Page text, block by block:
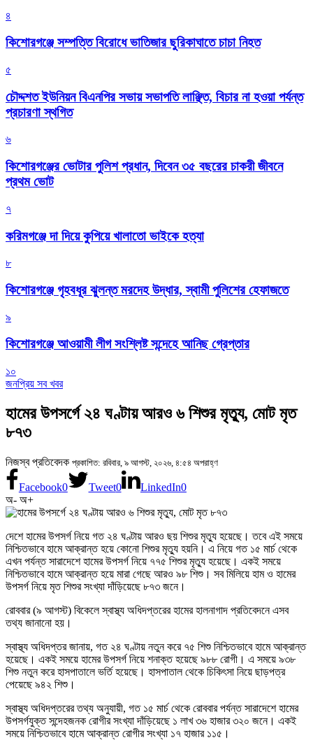
৪
কিশোরগঞ্জে সম্পত্তি বিরোধে ভাতিজার ছুরিকাঘাতে চাচা নিহত
৫
চৌদ্দশত ইউনিয়ন বিএনপির সভায় সভাপতি লাঞ্ছিত, বিচার না হওয়া পর্যন্ত
প্রচারণা স্থগিত
৬
কিশোরগঞ্জের ভোটার পুলিশ প্রধান, দিবেন ৩৫ বছরের চাকরী জীবনে
প্রথম ভোট
৭
করিমগঞ্জে দা দিয়ে কুপিয়ে খালাতো ভাইকে হত্যা
৮
কিশোরগঞ্জে গৃহবধূর ঝুলন্ত মরদেহ উদ্ধার, স্বামী পুলিশের হেফাজতে
৯
কিশোরগঞ্জে আওয়ামী লীগ সংশ্লিষ্ট সন্দেহে আনিছ গ্রেপ্তার
১০
জনপ্রিয় সব খবর
হামের উপসর্গে ২৪ ঘণ্টায় আরও ৬ শিশুর মৃত্যু, মোট মৃত
৮৭৩
নিজস্ব প্রতিবেদক প্রকাশিত: রবিবার, ৯ আগস্ট, ২০২৬, ৪:৫৪ অপরাহ্ণ
Facebook0 Tweet0 LinkedIn0
অ- অ+
দেশে হামের উপসর্গ নিয়ে গত ২৪ ঘণ্টায় আরও ছয় শিশুর মৃত্যু হয়েছে। তবে এই সময়ে
নিশ্চিতভাবে হামে আক্রান্ত হয়ে কোনো শিশুর মৃত্যু হয়নি। এ নিয়ে গত ১৫ মার্চ থেকে
এখন পর্যন্ত সারাদেশে হামের উপসর্গ নিয়ে ৭৭৫ শিশুর মৃত্যু হয়েছে। একই সময়ে
নিশ্চিতভাবে হামে আক্রান্ত হয়ে মারা গেছে আরও ৯৮ শিশু। সব মিলিয়ে হাম ও হামের
উপসর্গ নিয়ে মৃত শিশুর সংখ্যা দাঁড়িয়েছে ৮৭৩ জনে।
রোববার (৯ আগস্ট) বিকেলে স্বাস্থ্য অধিদপ্তরের হামের হালনাগাদ প্রতিবেদনে এসব
তথ্য জানানো হয়।
স্বাস্থ্য অধিদপ্তর জানায়, গত ২৪ ঘণ্টায় নতুন করে ৭৫ শিশু নিশ্চিতভাবে হামে আক্রান্ত
হয়েছে। একই সময়ে হামের উপসর্গ নিয়ে শনাক্ত হয়েছে ৯৮৮ রোগী। এ সময়ে ৯৩৮
শিশু নতুন করে হাসপাতালে ভর্তি হয়েছে। হাসপাতাল থেকে চিকিৎসা নিয়ে ছাড়পত্র
পেয়েছে ৯৪২ শিশু।
স্বাস্থ্য অধিদপ্তরের তথ্য অনুযায়ী, গত ১৫ মার্চ থেকে রোববার পর্যন্ত সারাদেশে হামের
উপসর্গযুক্ত সন্দেহজনক রোগীর সংখ্যা দাঁড়িয়েছে ১ লাখ ৩৬ হাজার ৩২০ জনে। একই
সময়ে নিশ্চিতভাবে হামে আক্রান্ত রোগীর সংখ্যা ১৭ হাজার ১১৫।